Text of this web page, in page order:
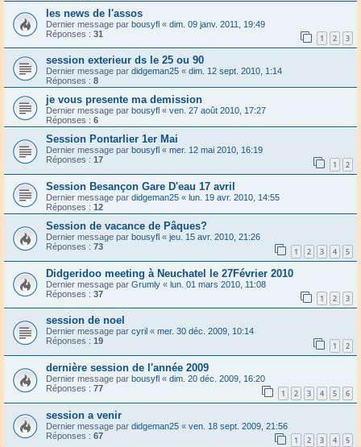
les news de l'assos
Dernier message par bousyfl « dim. 09 janv. 2011, 19:49
Réponses : 31 1 2 3
session exterieur ds le 25 ou 90
Dernier message par didgeman25 « dim. 12 sept. 2010, 1:14
Réponses : 8
je vous presente ma demission
Dernier message par bousyfl « ven. 27 août 2010, 17:27
Réponses : 6
Session Pontarlier 1er Mai
Dernier message par bousyfl « mer. 12 mai 2010, 16:19
Réponses : 17 1 2
Session Besançon Gare D'eau 17 avril
Dernier message par didgeman25 « lun. 19 avr. 2010, 14:55
Réponses : 12
Session de vacance de Pâques?
Dernier message par bousyfl « jeu. 15 avr. 2010, 21:26
Réponses : 73 1 2 3 4 5
Didgeridoo meeting à Neuchatel le 27Février 2010
Dernier message par Grumly « lun. 01 mars 2010, 11:08
Réponses : 37 1 2 3
session de noel
Dernier message par cyril « mer. 30 déc. 2009, 10:14
Réponses : 19 1 2
dernière session de l'année 2009
Dernier message par bousyfl « dim. 20 déc. 2009, 16:20
Réponses : 77 1 2 3 4 5 6
session a venir
Dernier message par didgeman25 « ven. 18 sept. 2009, 21:56
Réponses : 67 1 2 3 4 5